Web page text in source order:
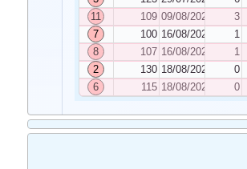
11
109 09/08/2022 3
7
100 16/08/2022 1
8
107 16/08/2022 1
2
130 18/08/2022 0
6
115 18/08/2022 0